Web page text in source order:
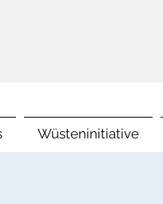
Wüsteninitiative